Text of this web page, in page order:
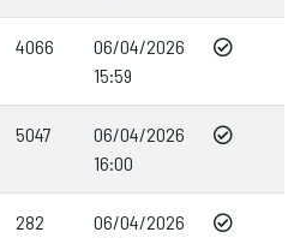
4066
06/04/2026
15:59
5047
06/04/2026
16:00
282
06/04/2026